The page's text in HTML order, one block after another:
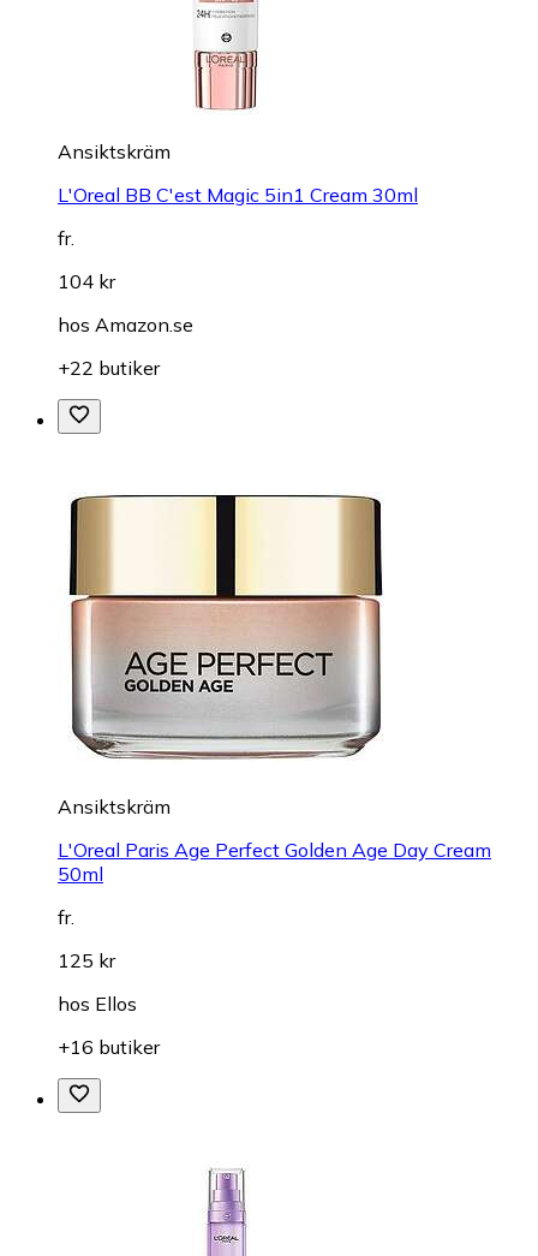
Ansiktskräm
L'Oreal BB C'est Magic 5in1 Cream 30ml
fr.
104 kr
hos Amazon.se
+22 butiker
Ansiktskräm
L'Oreal Paris Age Perfect Golden Age Day Cream
50ml
fr.
125 kr
hos Ellos
+16 butiker